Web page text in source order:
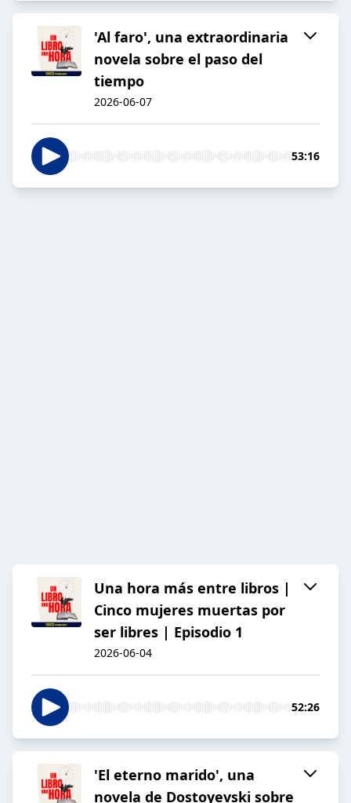
'Al faro', una extraordinaria
novela sobre el paso del
tiempo
2026-06-07
53:16
Una hora más entre libros |
Cinco mujeres muertas por
ser libres | Episodio 1
2026-06-04
52:26
'El eterno marido', una
novela de Dostoyevski sobre